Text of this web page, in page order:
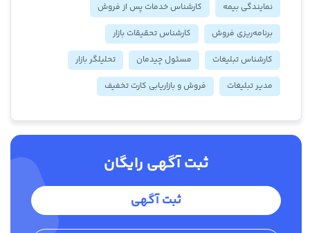
نمایندگی بیمه
کارشناس خدمات پس از فروش
برنامه‌ریزی فروش
کارشناس تحقیقات بازار
کارشناس تبلیغات
مسئول چیدمان
تحلیلگر بازار
مدیر تبلیغات
فروش و بازاریابی کارت تخفیف
ثبت آگهی رایگان
ثبت آگهی